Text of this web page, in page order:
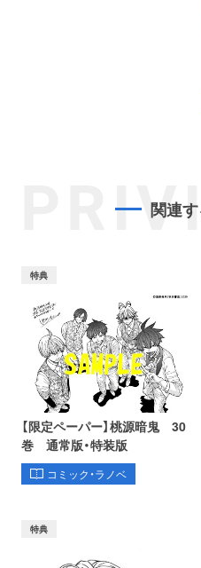
関連
特典
【限定ペーパー】桃源暗鬼 30
巻 通常版・特装版
コミック・ラノベ
特典